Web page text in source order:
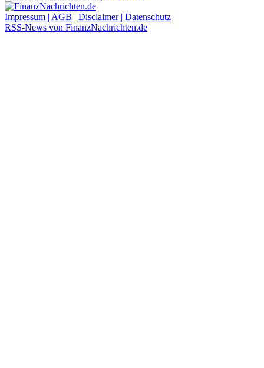
Impressum | AGB | Disclaimer | Datenschutz
RSS-News von FinanzNachrichten.de